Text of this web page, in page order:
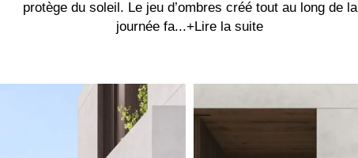
protège du soleil. Le jeu d’ombres créé tout au long de la
journée fa...+Lire la suite